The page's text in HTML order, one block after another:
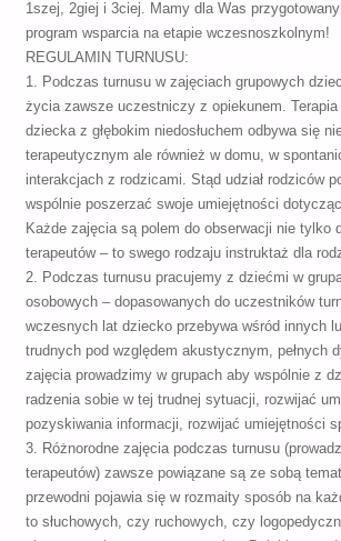
1szej, 2giej i 3ciej. Mamy dla Was
program wsparcia na etapie wczesnoszkolnym!
REGULAMIN TURNUSU:
1. Podczas turnusu w zajęciach grupowych
życia zawsze uczestniczy z opiekunem. Terapia
dziecka z głębokim niedosłuchem odbywa się
terapeutycznym ale również w domu, w
interakcjach z rodzicami. Stąd udział rodziców
wspólnie poszerzać swoje umiejętności
Każde zajęcia są polem do obserwacji nie tylko
terapeutów – to swego rodzaju instruktaż dla
2. Podczas turnusu pracujemy z dziećmi w
osobowych – dopasowanych do uczestników
wczesnych lat dziecko przebywa wśród innych
trudnych pod względem akustycznym, pełnych
zajęcia prowadzimy w grupach aby wspólnie z
radzenia sobie w tej trudnej sytuacji, rozwijać
pozyskiwania informacji, rozwijać umiejętności
3. Różnorodne zajęcia podczas turnusu
terapeutów) zawsze powiązane są ze sobą
przewodni pojawia się w rozmaity sposób na
to słuchowych, czy ruchowych, czy